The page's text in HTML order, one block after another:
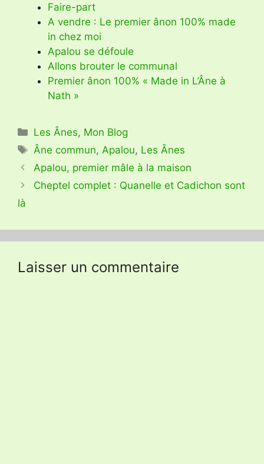
Faire-part
A vendre : Le premier ânon 100% made
in chez moi
Apalou se défoule
Allons brouter le communal
Premier ânon 100% « Made in L’Âne à
Nath »
Catégories
Les Ânes, Mon Blog
Étiquettes
Âne commun, Apalou, Les Ânes
Apalou, premier mâle à la maison
Cheptel complet : Quanelle et Cadichon sont
là
Laisser un commentaire